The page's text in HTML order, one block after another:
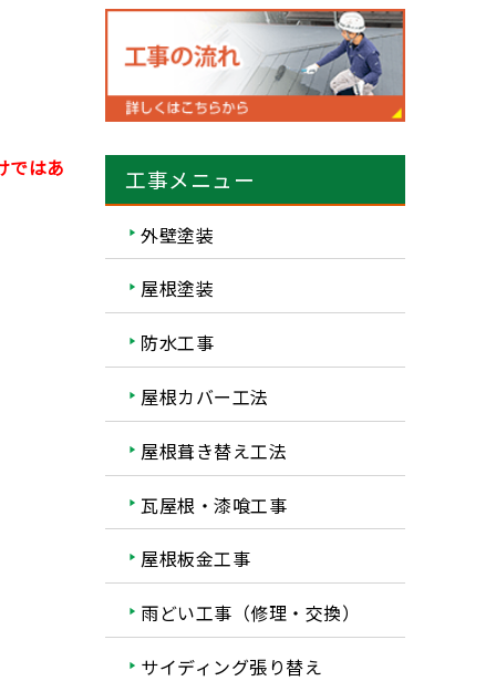
ではあ 工事メニュー
外壁塗装
屋根塗装
防水工事
屋根カバー工法
屋根葺き替え工法
瓦屋根・漆喰工事
屋根板金工事
雨どい工事（修理・交換）
サイディング張り替え